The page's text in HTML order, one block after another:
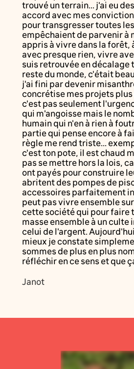
trouvé un terrain... j'ai eu
accord avec mes
pour transgresser toutes
empêchaient de parvenir à
appris à vivre dans la forêt,
avec presque rien, vivre
suis retrouvée en décalage
reste du monde, c'était
j'ai fini par devenir
concrétise mes projets
c'est pas seulement
qui m'angoisse mais le
humain qui n'en à rien à
partie qui pense encore à
règle me rend triste...
c'est ton pote, il est chaud
pas se mettre hors la lois,
ont payés pour construire
abritent des pompes de
accessoires parfaitement
peut pas vivre ensemble
cette société qui pour faire
masse ensemble à un culte
celui de l'argent.
mieux je constate
sommes de plus en plus
réfléchir en ce sens et que
Janot